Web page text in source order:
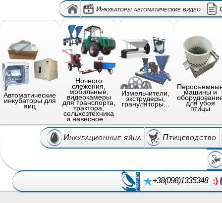
Инкубаторы автоматические видео
Автоматические
инкубаторы для
яиц
Ночного
слежения,
мобильные,
видеокамеры
для транспорта,
трактора,
сельхозтехника
и навесное ...
Измельчители,
экструдеры,
грануляторы...
машины и
для убоя
птицы
Инкубационные яйца Птицеводство
+38(098)1335348